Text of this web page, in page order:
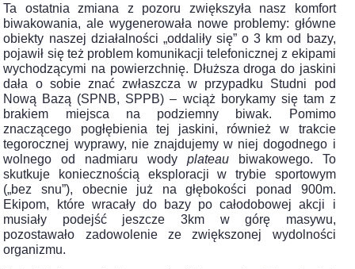
Ta ostatnia zmiana z pozoru zwiększyła nasz komfort
biwakowania, ale wygenerowała nowe problemy: główne
obiekty naszej działalności „oddaliły się” o 3 km od bazy,
pojawił się też problem komunikacji telefonicznej z ekipami
wychodzącymi na powierzchnię. Dłuższa droga do jaskini
dała o sobie znać zwłaszcza w przypadku Studni pod
Nową Bazą (SPNB, SPPB) – wciąż borykamy się tam z
brakiem miejsca na podziemny biwak. Pomimo
znaczącego pogłębienia tej jaskini, również w trakcie
tegorocznej wyprawy, nie znajdujemy w niej dogodnego i
wolnego od nadmiaru wody plateau
biwakowego. To
skutkuje koniecznością eksploracji w trybie sportowym
(„bez snu”), obecnie już na głębokości ponad 900m.
Ekipom, które wracały do bazy po całodobowej akcji i
musiały podejść jeszcze 3km w górę masywu,
pozostawało zadowolenie ze zwiększonej wydolności
organizmu.